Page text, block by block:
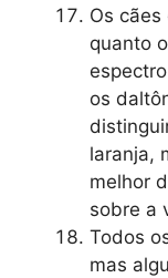
Os
quanto
os
laranja,
melhor
sobre a
Todos
mas